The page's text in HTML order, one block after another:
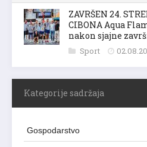
ZAVRŠEN 24.
CIBONA Aqua
nakon sjajne
Sport
Kategorije sadržaja
Gospodarstvo